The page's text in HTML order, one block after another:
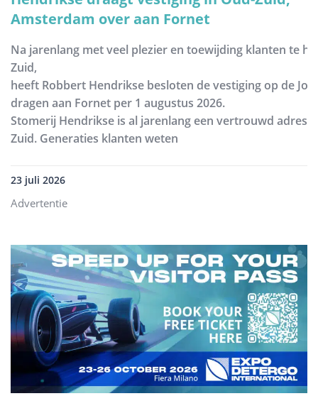
Amsterdam over aan Fornet
Na jarenlang met veel plezier en toewijding klanten te
Zuid,
heeft Robbert Hendrikse besloten de vestiging op de
dragen aan Fornet per 1 augustus 2026.
Stomerij Hendrikse is al jarenlang een vertrouwd adres
Zuid. Generaties klanten weten
23 juli 2026
Advertentie